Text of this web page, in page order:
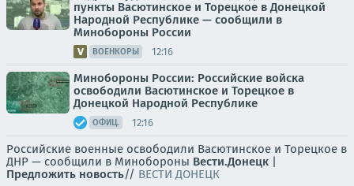
пункты Васютинское и Торецкое в Донецкой
Народной Республике — сообщили в
Минобороны России
ВОЕНКОРЫ 12:16
Минобороны России: Российские войска
освободили Васютинское и Торецкое в
Донецкой Народной Республике
ОФИЦ. 12:16
Российские военные освободили Васютинское и Торецкое в
ДНР — сообщили в Минобороны Вести.Донецк |
Предложить новость// ВЕСТИ ДОНЕЦК